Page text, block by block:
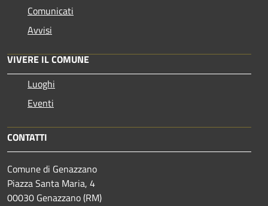
Comunicati
Avvisi
VIVERE IL COMUNE
Luoghi
Eventi
CONTATTI
Comune di Genazzano
Piazza Santa Maria, 4
00030 Genazzano (RM)